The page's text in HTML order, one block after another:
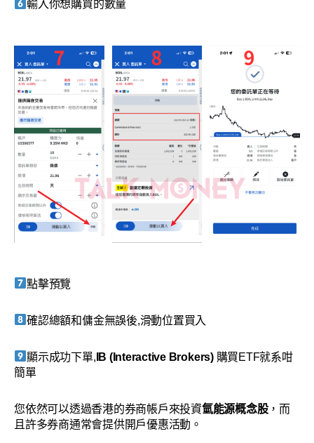
輸入你想購買的數量
點擊預覽
確認總額和傭金無誤後,滑動位置買入
顯示成功下單, IB (Interactive Brokers) 購買ETF就系咁
簡單
您依然可以透過香港的券商帳戶來投資氫能源概念股，而
且許多券商通常會提供開戶優惠活動。